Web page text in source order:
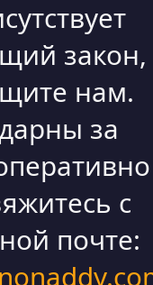
закон,
нам.
за
с
почте: